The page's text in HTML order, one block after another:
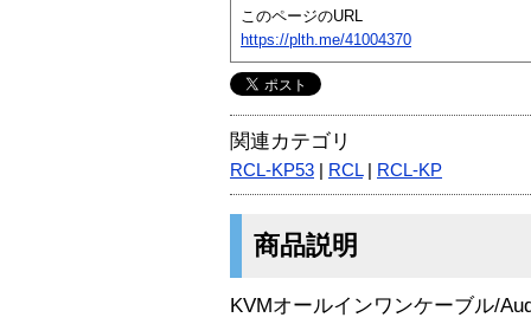
このページのURL
https://plth.me/41004370
関連カテゴリ
RCL-KP53 RCL| RCL-KP
商品説明
KVMオールインワンケーブル/